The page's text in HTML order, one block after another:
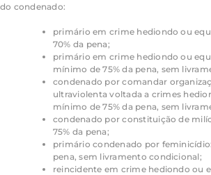
do condenado:
primário em crime hediondo ou
70% da pena;
primário em crime hediondo ou
mínimo de 75% da pena, sem
condenado por comandar
ultraviolenta voltada a crimes
mínimo de 75% da pena, sem
condenado por constituição de
75% da pena;
primário condenado por
pena, sem livramento condicional;
reincidente em crime hediondo ou